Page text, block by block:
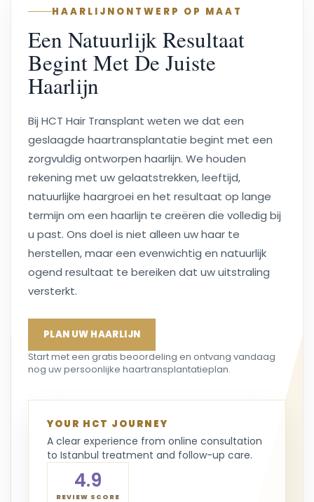
HAARLIJNONTWERP OP MAAT
Een Natuurlijk Resultaat
Begint Met De Juiste
Haarlijn
Bij HCT Hair Transplant weten we dat een
geslaagde haartransplantatie begint met een
zorgvuldig ontworpen haarlijn. We houden
rekening met uw gelaatstrekken, leeftijd,
natuurlijke haargroei en het resultaat op lange
termijn om een haarlijn te creëren die volledig bij
u past. Ons doel is niet alleen uw haar te
herstellen, maar een evenwichtig en natuurlijk
ogend resultaat te bereiken dat uw uitstraling
versterkt.
PLAN UW HAARLIJN
Start met een gratis beoordeling en ontvang vandaag
nog uw persoonlijke haartransplantatieplan.
YOUR HCT JOURNEY
A clear experience from online consultation
to Istanbul treatment and follow-up care.
4.9
REVIEW SCORE